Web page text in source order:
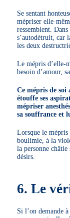
Se sentant
mépriser elle-
ressemblent.
s’autodétruit, car
les deux
Le mépris d’elle-
besoin d’amour,
Ce mépris de
étouffe ses
mépriser
sa souffrance et
Lorsque le mépris
boulimie, à la
la personne
désirs.
6. Le
Si l’on demande